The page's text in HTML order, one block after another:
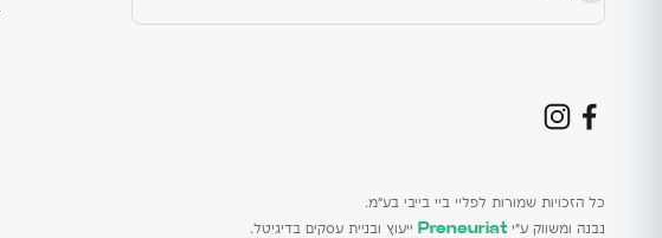
כל הזכויות שמורות לפליי ביי בייבי בע״מ.
נבנה ומשווק ע״י Preneuriat ייעוץ ובניית עסקים בדיגיטל.